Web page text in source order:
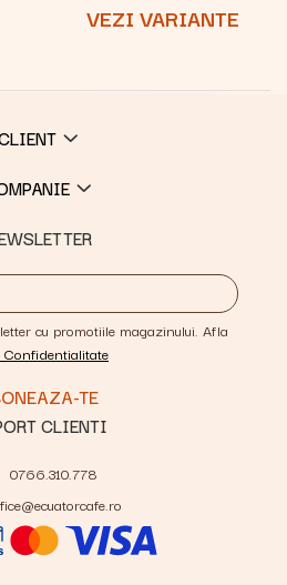
VEZI VARIANTE
cu promotiile magazinului. Afla
Confidentialitate
CLIENTI
0766.310.778